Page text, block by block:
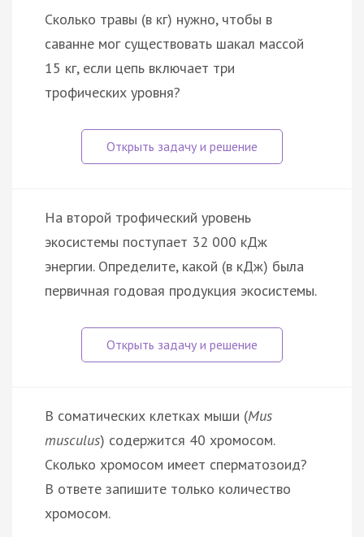
Сколько травы (в кг) нужно, чтобы в
саванне мог существовать шакал массой
15 кг, если цепь включает три
трофических уровня?
На второй трофический уровень
экосистемы поступает 32 000 кДж
энергии. Определите, какой (в кДж) была
первичная годовая продукция экосистемы.
В соматических клетках мыши (Mus
musculus) содержится 40 хромосом.
Сколько хромосом имеет сперматозоид?
В ответе запишите только количество
хромосом.